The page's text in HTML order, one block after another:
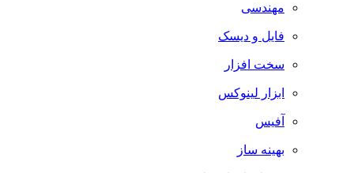
مهندسی
فایل و دیسک
سخت افزار
ابزار لینوکس
آفیس
بهینه ساز